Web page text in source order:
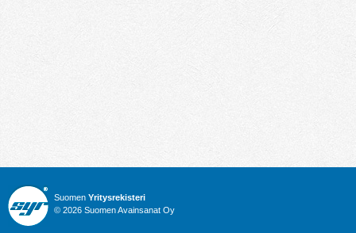
Suomen Yritysrekisteri
© 2026 Suomen Avainsanat Oy